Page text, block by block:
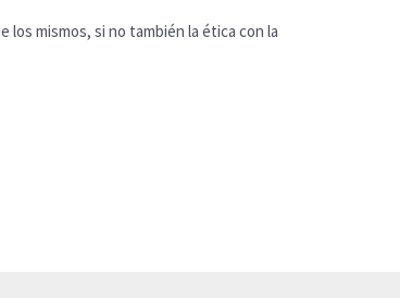
los mismos, si no también la ética con la